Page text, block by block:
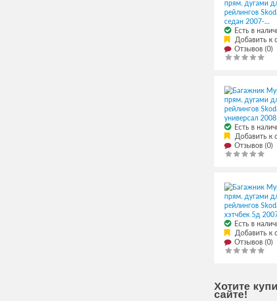
Есть в
Добавить к
Отзывов (0)
Есть в
Добавить к
Отзывов (0)
Есть в
Добавить к
Отзывов (0)
Хотите
сайте!